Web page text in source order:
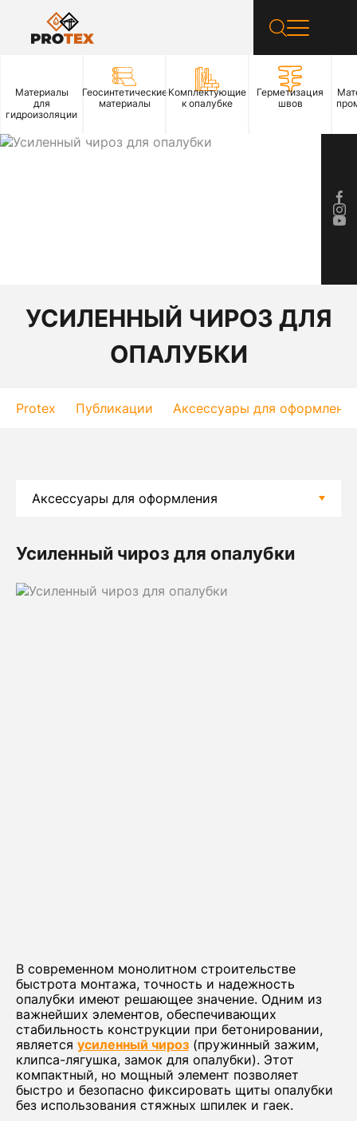
Материалы
для
гидроизоляции
Геосинтетические
материалы
Комплектующие
к опалубке
Герметизация
швов
УСИЛЕННЫЙ ЧИРОЗ ДЛЯ
ОПАЛУБКИ
Protex Публикации Аксессуары для
Усиленный чироз для опалубки
В современном монолитном строительстве
быстрота монтажа, точность и надежность
опалубки имеют решающее значение. Одним из
важнейших элементов, обеспечивающих
стабильность конструкции при бетонировании,
является усиленный чироз (пружинный зажим,
клипса-лягушка, замок для опалубки). Этот
компактный, но мощный элемент позволяет
быстро и безопасно фиксировать щиты опалубки
без использования стяжных шпилек и гаек.